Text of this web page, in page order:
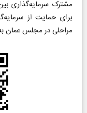
مشترک سرمایه‌گذاری
برای حمایت از
مراحلی در مجلس عمان